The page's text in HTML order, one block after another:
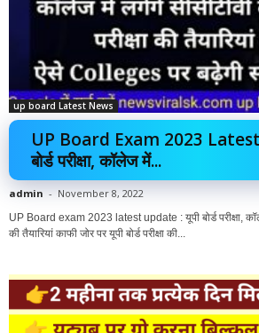
up board Latest News
UP Board Exam 2023
बोर्ड परीक्षा, कॉलेज में...
admin - November 8, 2022
UP Board exam 2023 latest update : यूपी बोर्ड परीक्षा,
की तैयारियां काफी जोर पर यूपी बोर्ड परीक्षा की...